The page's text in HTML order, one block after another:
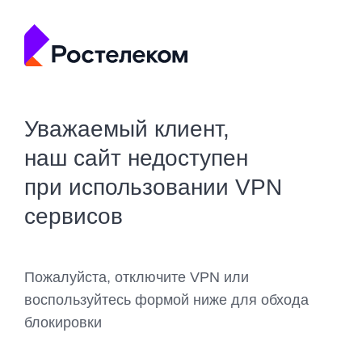
Уважаемый клиент,
наш сайт недоступен
при использовании VPN
сервисов
Пожалуйста, отключите VPN или
воспользуйтесь формой ниже для обхода
блокировки